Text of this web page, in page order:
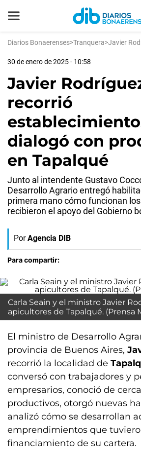
Diarios Bonaerenses>Tranquera>Javier
30 de enero de 2025 - 10:58
Javier
recorrió
dialogó con
en Tapalqué
Junto al intendente Gustavo
Desarrollo Agrario entregó
primera mano cómo funcionan
recibieron el apoyo del Gobierno
Por Agencia DIB
Para compartir:
Carla Seain y el ministro Javier
apicultores de Tapalqué. (Prensa
El ministro de Desarrollo
provincia de Buenos Aires,
recorrió la localidad de
conversó con trabajadores y
empresarios, conoció de
productivos, otorgó nuevas
analizó cómo se desarrollan
emprendimientos que
financiamiento de su cartera.